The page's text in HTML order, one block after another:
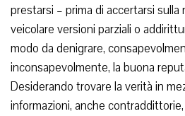
prestarsi – prima di accertarsi sulla
veicolare versioni parziali o
modo da denigrare,
inconsapevolmente, la buona
Desiderando trovare la verità in
informazioni, anche